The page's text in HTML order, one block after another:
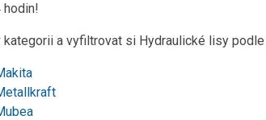
hodin!
a vyfiltrovat si Hydraulické lisy podle